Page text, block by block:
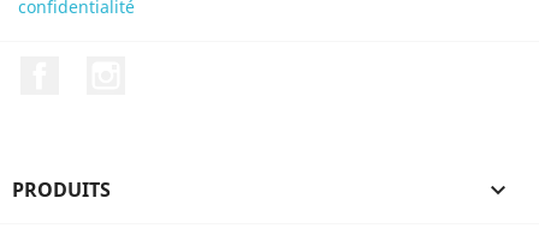
confidentialité
PRODUITS 